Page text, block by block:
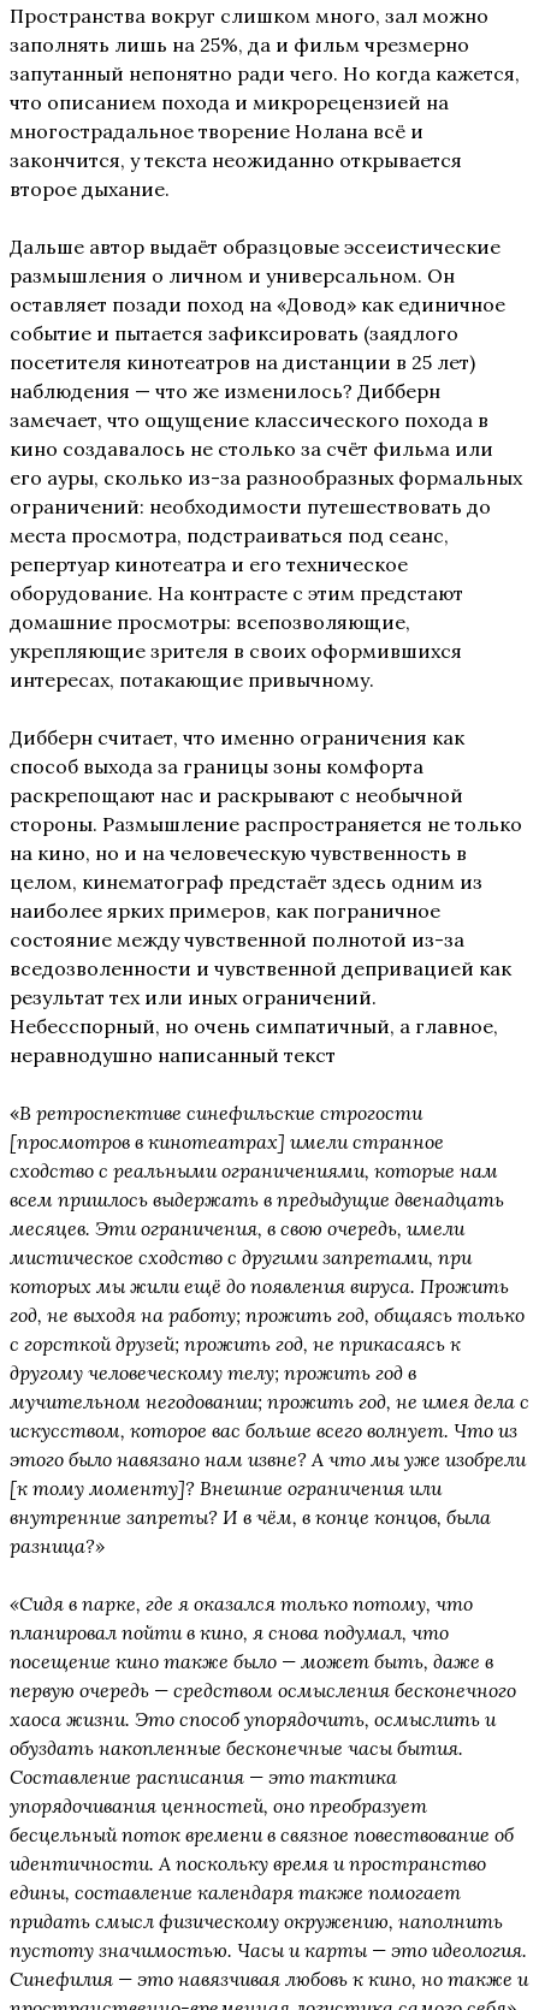
Пространства вокруг слишком много, зал можно
заполнять лишь на 25%, да и фильм чрезмерно
запутанный непонятно ради чего. Но когда кажется,
что описанием похода и микрорецензией на
многострадальное творение Нолана всё и
закончится, у текста неожиданно открывается
второе дыхание.
Дальше автор выдаёт образцовые эссеистические
размышления о личном и универсальном. Он
оставляет позади поход на «Довод» как единичное
событие и пытается зафиксировать (заядлого
посетителя кинотеатров на дистанции в 25 лет)
наблюдения — что же изменилось? Дибберн
замечает, что ощущение классического похода в
кино создавалось не столько за счёт фильма или
его ауры, сколько из-за разнообразных формальных
ограничений: необходимости путешествовать до
места просмотра, подстраиваться под сеанс,
репертуар кинотеатра и его техническое
оборудование. На контрасте с этим предстают
домашние просмотры: всепозволяющие,
укрепляющие зрителя в своих оформившихся
интересах, потакающие привычному.
Дибберн считает, что именно ограничения как
способ выхода за границы зоны комфорта
раскрепощают нас и раскрывают с необычной
стороны. Размышление распространяется не только
на кино, но и на человеческую чувственность в
целом, кинематограф предстаёт здесь одним из
наиболее ярких примеров, как пограничное
состояние между чувственной полнотой из-за
вседозволенности и чувственной депривацией как
результат тех или иных ограничений.
Небесспорный, но очень симпатичный, а главное,
неравнодушно написанный текст
«В ретроспективе синефильские строгости
[просмотров в кинотеатрах] имели странное
сходство с реальными ограничениями, которые нам
всем пришлось выдержать в предыдущие двенадцать
месяцев. Эти ограничения, в свою очередь, имели
мистическое сходство с другими запретами, при
которых мы жили ещё до появления вируса. Прожить
год, не выходя на работу; прожить год, общаясь только
с горсткой друзей; прожить год, не прикасаясь к
другому человеческому телу; прожить год в
мучительном негодовании; прожить год, не имея дела с
искусством, которое вас больше всего волнует. Что из
этого было навязано нам извне? А что мы уже изобрели
[к тому моменту]? Внешние ограничения или
внутренние запреты? И в чём, в конце концов, была
разница?»
«Сидя в парке, где я оказался только потому, что
планировал пойти в кино, я снова подумал, что
посещение кино также было — может быть, даже в
первую очередь — средством осмысления бесконечного
хаоса жизни. Это способ упорядочить, осмыслить и
обуздать накопленные бесконечные часы бытия.
Составление расписания — это тактика
упорядочивания ценностей, оно преобразует
бесцельный поток времени в связное повествование об
идентичности. А поскольку время и пространство
едины, составление календаря также помогает
придать смысл физическому окружению, наполнить
пустоту значимостью. Часы и карты — это идеология.
Синефилия — это навязчивая любовь к кино, но также и